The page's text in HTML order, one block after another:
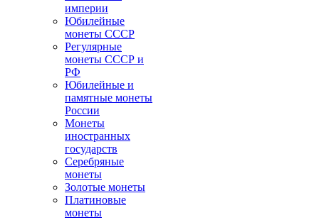
империи
Юбилейные
монеты СССР
Регулярные
монеты СССР и
РФ
Юбилейные и
памятные монеты
России
Монеты
иностранных
государств
Серебряные
монеты
Золотые монеты
Платиновые
монеты